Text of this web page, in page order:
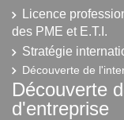
Licence
des PME et E.T.I.
Stratégie
Découverte de
Découverte
d'entreprise